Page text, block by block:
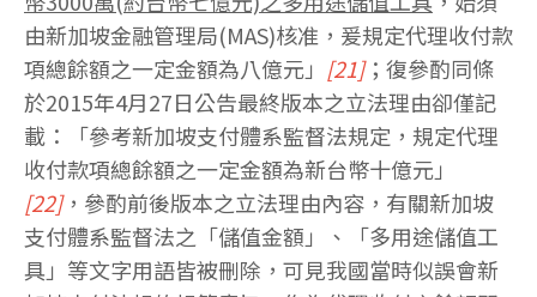
由新加坡金融管理局(MAS)核准，爰規定代理收付款
項總餘額之一定金額為八億元」 [21]；復參酌同條
於2015年4月27日公告最終版本之立法理由卻僅記
載：「參考新加坡支付體系監督法規定，規定代理
收付款項總餘額之一定金額為新台幣十億元」
[22]，參酌前後版本之立法理由內容，有關新加坡
支付體系監督法之「儲值金額」、「多用途儲值工
具」等文字用語皆被刪除，可見我國當時似誤會新